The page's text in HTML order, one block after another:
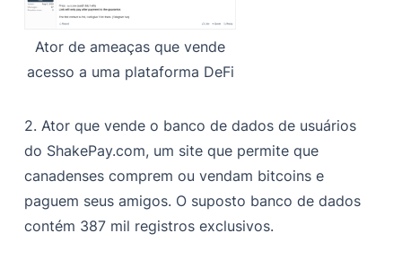
Ator de ameaças que vende
acesso a uma plataforma DeFi
2. Ator que vende o banco de dados de usuários
do ShakePay.com, um site que permite que
canadenses comprem ou vendam bitcoins e
paguem seus amigos. O suposto banco de dados
contém 387 mil registros exclusivos.